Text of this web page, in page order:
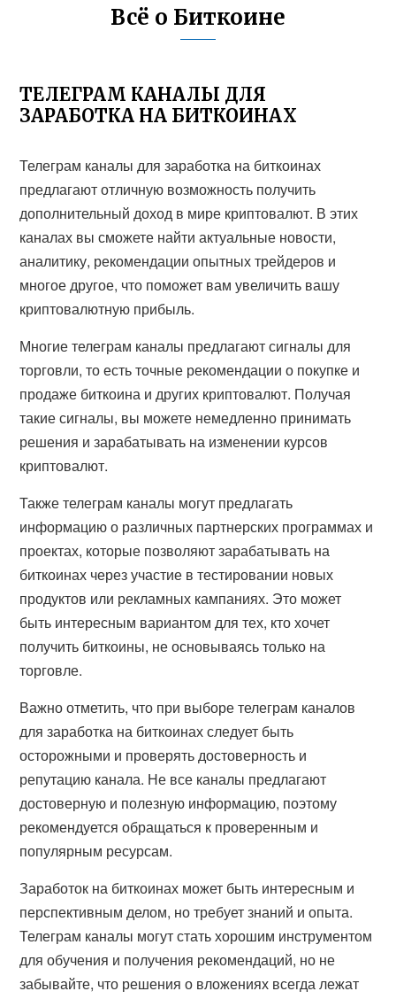
Всё о Биткоине
ТЕЛЕГРАМ КАНАЛЫ ДЛЯ
ЗАРАБОТКА НА БИТКОИНАХ
Телеграм каналы для заработка на биткоинах
предлагают отличную возможность получить
дополнительный доход в мире криптовалют. В этих
каналах вы сможете найти актуальные новости,
аналитику, рекомендации опытных трейдеров и
многое другое, что поможет вам увеличить вашу
криптовалютную прибыль.
Многие телеграм каналы предлагают сигналы для
торговли, то есть точные рекомендации о покупке и
продаже биткоина и других криптовалют. Получая
такие сигналы, вы можете немедленно принимать
решения и зарабатывать на изменении курсов
криптовалют.
Также телеграм каналы могут предлагать
информацию о различных партнерских программах и
проектах, которые позволяют зарабатывать на
биткоинах через участие в тестировании новых
продуктов или рекламных кампаниях. Это может
быть интересным вариантом для тех, кто хочет
получить биткоины, не основываясь только на
торговле.
Важно отметить, что при выборе телеграм каналов
для заработка на биткоинах следует быть
осторожными и проверять достоверность и
репутацию канала. Не все каналы предлагают
достоверную и полезную информацию, поэтому
рекомендуется обращаться к проверенным и
популярным ресурсам.
Заработок на биткоинах может быть интересным и
перспективным делом, но требует знаний и опыта.
Телеграм каналы могут стать хорошим инструментом
для обучения и получения рекомендаций, но не
забывайте, что решения о вложениях всегда лежат